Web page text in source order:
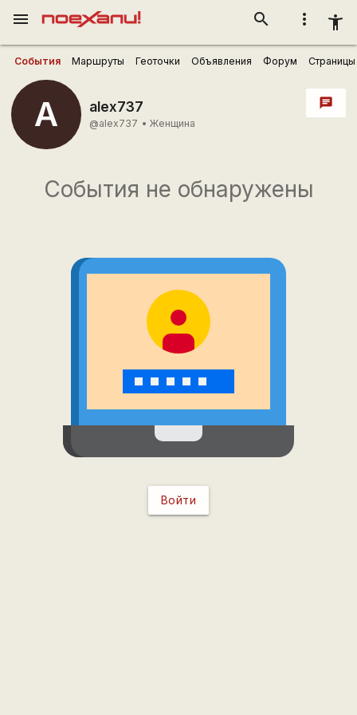
more_vert accessibility_new
search
menu
События Маршруты Геоточки Объявления Форум Страницы
A alex737
@alex737 • Женщина
chat
События не обнаружены
Войти